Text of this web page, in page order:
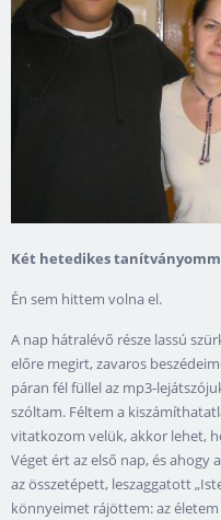
Két hetedikes
Én sem hittem volna el.
A nap hátralévő része lassú
előre megirt, zavaros
páran fél füllel az mp3-
szóltam. Féltem a
vitatkozom velük, akkor lehet,
Véget ért az első nap, és ahogy
az összetépett, leszaggatott
könnyeimet rájöttem: az